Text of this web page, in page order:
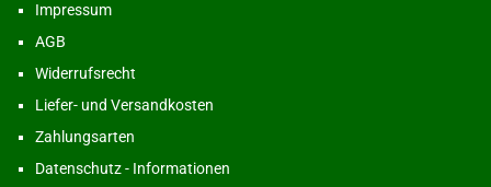
Impressum
AGB
Widerrufsrecht
Liefer- und Versandkosten
Zahlungsarten
Datenschutz - Informationen